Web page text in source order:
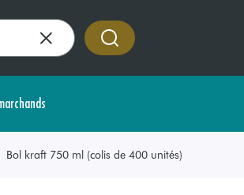
Bol kraft 750 ml (colis de 400 unités)